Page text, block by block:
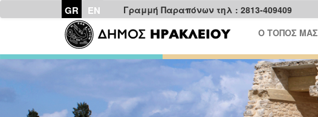
GR EN Γραμμή Παραπόνων τηλ : 2813-409409
Ο ΤΟΠΟΣ ΜΑΣ